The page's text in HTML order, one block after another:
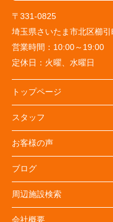
〒331-0825
埼玉県さいたま市北区櫛
営業時間： 10:00～19:00
定休日： 火曜、水曜日
トップページ
スタッフ
お客様の声
ブログ
周辺施設検索
会社概要